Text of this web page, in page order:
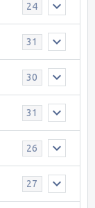
24
31
30
31
26
27